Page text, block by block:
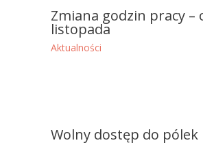
Zmiana godzin pracy –
listopada
Aktualności
Wolny dostęp do pólek